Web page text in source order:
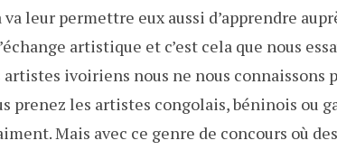
leur permettre eux aussi d’apprendre
artistique et c’est cela que nous
ivoiriens nous ne nous connaissons
prenez les artistes congolais, béninois ou
Mais avec ce genre de concours où